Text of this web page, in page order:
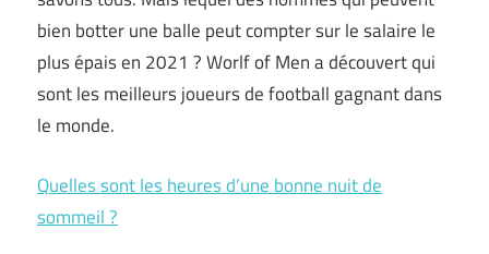
bien botter une balle peut compter sur le salaire le
plus épais en 2021 ? Worlf of Men a découvert qui
sont les meilleurs joueurs de football gagnant dans
le monde.
Quelles sont les heures d’une bonne nuit de
sommeil ?